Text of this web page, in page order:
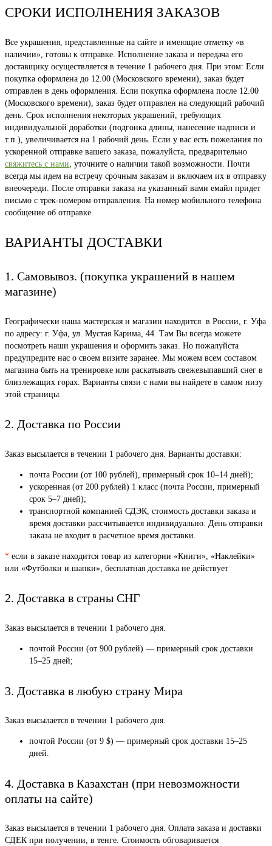
СРОКИ ИСПОЛНЕНИЯ ЗАКАЗОВ
Все украшения, представленные на сайте и имеющие отметку «в
наличии», готовы к отправке. Исполнение заказа и передача его
доставщику осуществляется в течение 1 рабочего дня. При этом: Если
покупка оформлена до 12.00 (Московского времени), заказ будет
отправлен в день оформления. Если покупка оформлена после 12.00
(Московского времени), заказ будет отправлен на следующий рабочий
день. Срок исполнения некоторых украшений, требующих
индивидуальной доработки (подгонка длины, нанесение надписи и
т.п.), увеличивается на 1 рабочий день. Если у вас есть пожелания по
ускоренной отправке вашего заказа, пожалуйста, предварительно
свяжитесь с нами, уточните о наличии такой возможности. Почти
всегда мы идем на встречу срочным заказам и включаем их в отправку
внеочереди. После отправки заказа на указанный вами емайл придет
письмо с трек-номером отправления. На номер мобильного телефона
сообщение об отправке.
ВАРИАНТЫ ДОСТАВКИ
1. Самовывоз. (покупка украшений в нашем
магазине)
Географически наша мастерская и магазин находится в России, г. Уфа
по адресу: г. Уфа, ул. Мустая Карима, 44. Там Вы всегда можете
посмотреть наши украшения и оформить заказ. Но пожалуйста
предупредите нас о своем визите заранее. Мы можем всем составом
магазина быть на тренировке или раскатывать свежевыпавший снег в
близлежащих горах. Варианты связи с нами вы найдете в самом низу
этой страницы.
2. Доставка по России
Заказ высылается в течении 1 рабочего дня. Варианты доставки:
почта России (от 100 рублей), примерный срок 10–14 дней);
ускоренная (от 200 рублей) 1 класс (почта России, примерный
срок 5–7 дней);
транспортной компанией СДЭК, стоимость доставки заказа и
время доставки рассчитывается индивидуально. День отправки
заказа не входит в расчетное время доставки.
* если в заказе находится товар из категории «Книги», «Наклейки»
или «Футболки и шапки», бесплатная доставка не действует
2. Доставка в страны СНГ
Заказ высылается в течении 1 рабочего дня.
почтой России (от 900 рублей) — примерный срок доставки
15–25 дней;
3. Доставка в любую страну Мира
Заказ высылается в течении 1 рабочего дня.
почтой России (от 9 $) — примерный срок доставки 15–25
дней.
4. Доставка в Казахстан (при невозможности
оплаты на сайте)
Заказ высылается в течении 1 рабочего дня. Оплата заказа и доставки
СДЕК при получении, в тенге. Стоимость обговаривается